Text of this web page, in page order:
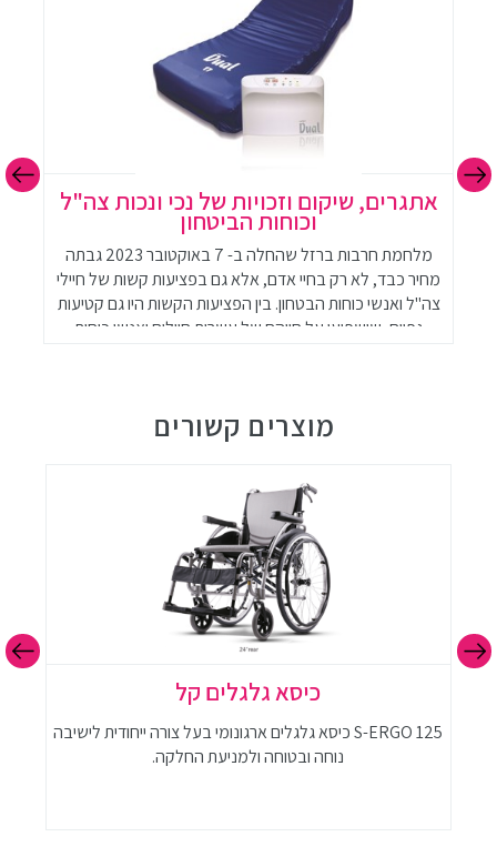
אתגרים, שיקום וזכויות של נכי ונכות צה"ל
וכוחות הביטחון
מלחמת חרבות ברזל שהחלה ב- 7 באוקטובר 2023 גבתה
מחיר כבד, לא רק בחיי אדם, אלא גם בפציעות קשות של חיילי
צה"ל ואנשי כוחות הבטחון. בין הפציעות הקשות היו גם קטיעות
גפיים, שישפיעו על חייהם של עשרות חיילים ואנשי כוחות
מוצרים קשורים
כיסא גלגלים קל
S-ERGO 125 כיסא גלגלים ארגונומי בעל צורה ייחודית לישיבה
נוחה ובטוחה ולמניעת החלקה.